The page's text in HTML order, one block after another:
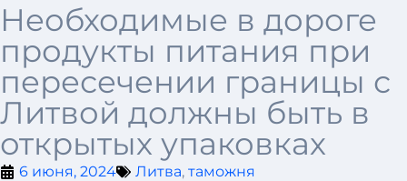
Необходимые в дороге
продукты питания при
пересечении границы с
Литвой должны быть в
открытых упаковках
6 июня, 2024 Литва, таможня